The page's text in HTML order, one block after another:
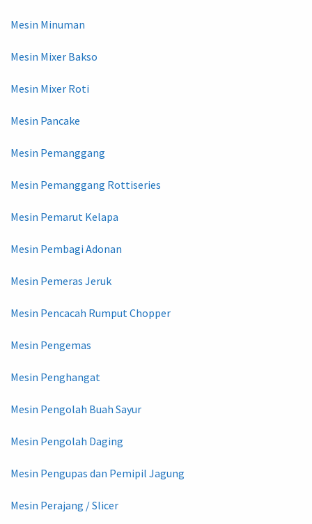
Mesin Minuman
Mesin Mixer Bakso
Mesin Mixer Roti
Mesin Pancake
Mesin Pemanggang
Mesin Pemanggang Rottiseries
Mesin Pemarut Kelapa
Mesin Pembagi Adonan
Mesin Pemeras Jeruk
Mesin Pencacah Rumput Chopper
Mesin Pengemas
Mesin Penghangat
Mesin Pengolah Buah Sayur
Mesin Pengolah Daging
Mesin Pengupas dan Pemipil Jagung
Mesin Perajang / Slicer